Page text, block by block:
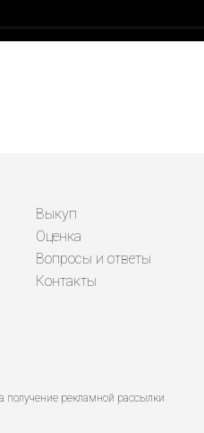
Выкуп
Оценка
Вопросы и ответы
Контакты
получение рекламной рассылки